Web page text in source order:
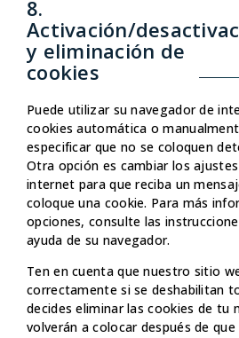
8.
Activación/
y eliminación de
cookies
Puede utilizar su navegador de
cookies automática o
especificar que no se coloquen
Otra opción es cambiar los
internet para que reciba un
coloque una cookie. Para más
opciones, consulte las
ayuda de su navegador.
Ten en cuenta que nuestro sitio
correctamente si se deshabilitan
decides eliminar las cookies de tu
volverán a colocar después de